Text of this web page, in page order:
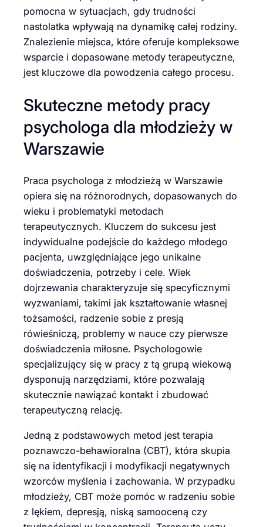
pomocna w sytuacjach, gdy trudności
nastolatka wpływają na dynamikę całej rodziny.
Znalezienie miejsca, które oferuje kompleksowe
wsparcie i dopasowane metody terapeutyczne,
jest kluczowe dla powodzenia całego procesu.
Skuteczne metody pracy
psychologa dla młodzieży w
Warszawie
Praca psychologa z młodzieżą w Warszawie
opiera się na różnorodnych, dopasowanych do
wieku i problematyki metodach
terapeutycznych. Kluczem do sukcesu jest
indywidualne podejście do każdego młodego
pacjenta, uwzględniające jego unikalne
doświadczenia, potrzeby i cele. Wiek
dojrzewania charakteryzuje się specyficznymi
wyzwaniami, takimi jak kształtowanie własnej
tożsamości, radzenie sobie z presją
rówieśniczą, problemy w nauce czy pierwsze
doświadczenia miłosne. Psychologowie
specjalizujący się w pracy z tą grupą wiekową
dysponują narzędziami, które pozwalają
skutecznie nawiązać kontakt i zbudować
terapeutyczną relację.
Jedną z podstawowych metod jest terapia
poznawczo-behawioralna (CBT), która skupia
się na identyfikacji i modyfikacji negatywnych
wzorców myślenia i zachowania. W przypadku
młodzieży, CBT może pomóc w radzeniu sobie
z lękiem, depresją, niską samooceną czy